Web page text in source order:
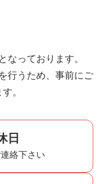
となっております。
行うため、事前にご
。
日
絡下さい